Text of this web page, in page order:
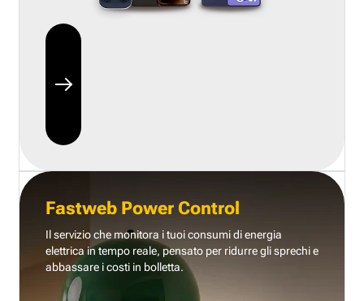
Fastweb Power Control
Il servizio che monitora i tuoi consumi di energia
elettrica in tempo reale, pensato per ridurre gli sprechi e
abbassare i costi in bolletta.